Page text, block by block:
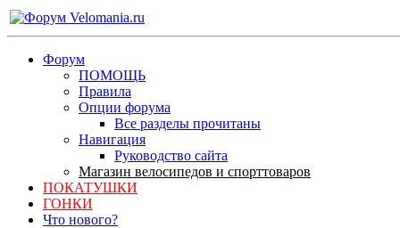
Форум
ПОМОЩЬ
Правила
Опции форума
Все разделы прочитаны
Навигация
Руководство сайта
Магазин велосипедов и спорттоваров
ПОКАТУШКИ
ГОНКИ
Что нового?